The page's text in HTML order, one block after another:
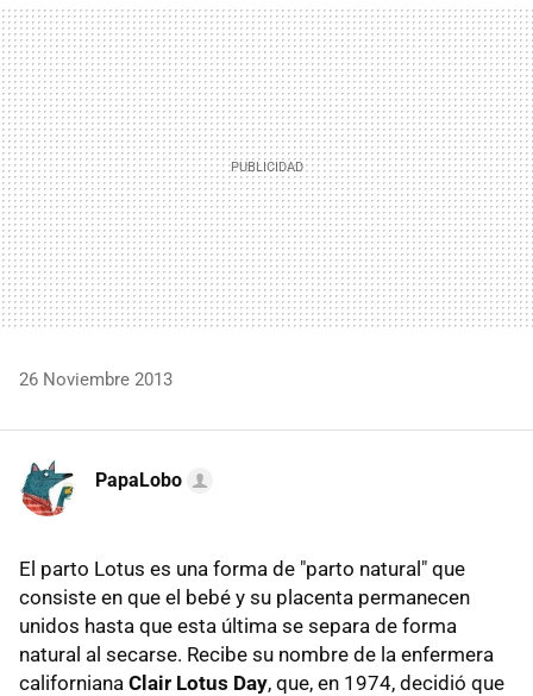
MAIL
26 Noviembre 2013
PapaLobo
El parto Lotus es una forma de "parto natural" que
consiste en que el bebé y su placenta permanecen
unidos hasta que esta última se separa de forma
natural al secarse. Recibe su nombre de la enfermera
californiana Clair Lotus Day, que, en 1974, decidió que